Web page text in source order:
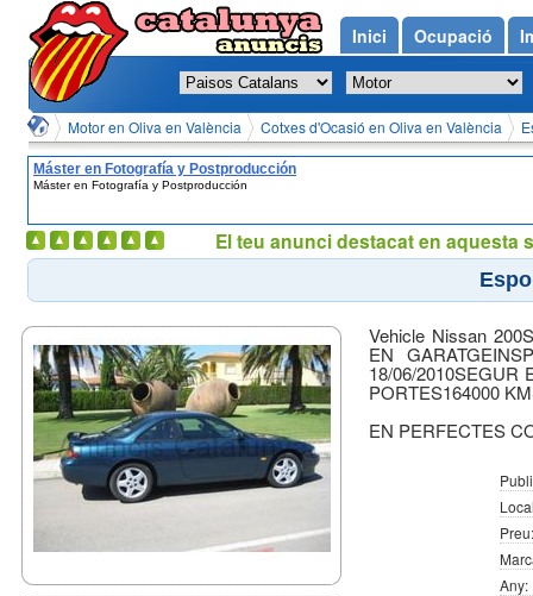
Motor en Oliva en València Cotxes d'Ocasió en Oliva en València
Máster en Fotografía y Postproducción
Máster en Fotografía y Postproducción
Vehicle Nissan
EN
18/06/2010SEGUR
PORTES164000
EN PERFECTES
Preu:
Any:
Inici Ocupació
El teu anunci destacat en aquesta